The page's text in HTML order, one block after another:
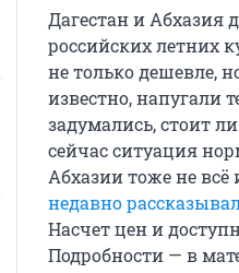
Дагестан и
российских летних
не только дешевле,
известно, напугали
задумались, стоит
сейчас ситуация
Абхазии тоже не
недавно
Насчет цен и
Подробности — в